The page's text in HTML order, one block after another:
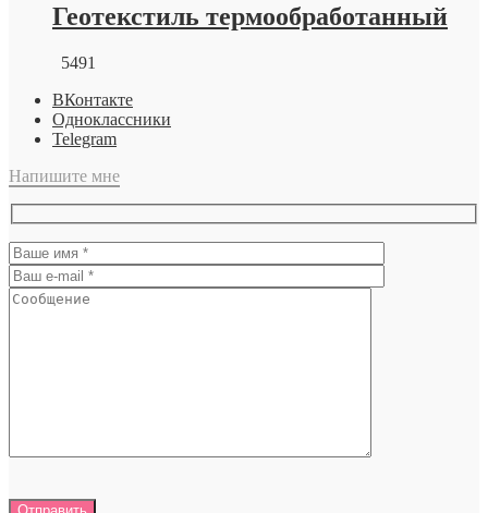
Геотекстиль термообработанный
5491
ВКонтакте
Одноклассники
Telegram
Напишите мне